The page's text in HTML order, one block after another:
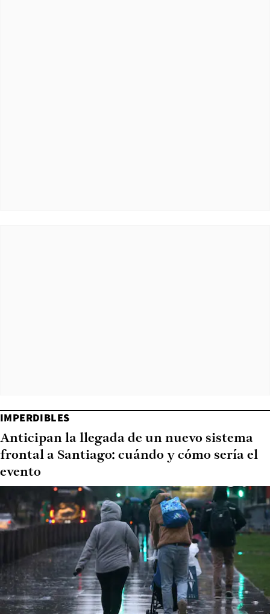
IMPERDIBLES
Anticipan la llegada de un nuevo sistema
frontal a Santiago: cuándo y cómo sería el
evento